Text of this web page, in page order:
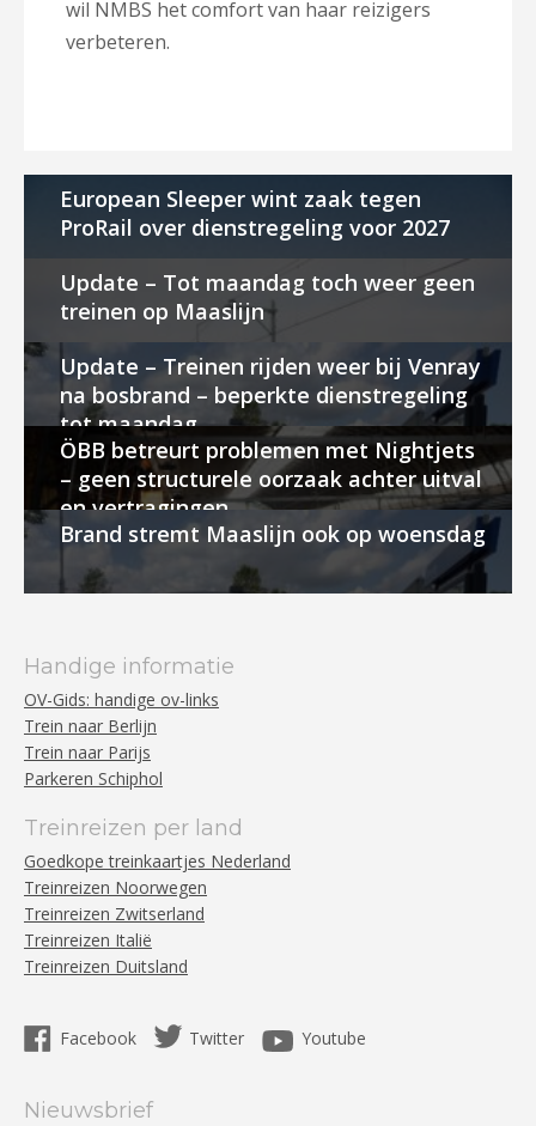
wil NMBS het comfort van haar reizigers
verbeteren.
European Sleeper wint zaak tegen
ProRail over dienstregeling voor 2027
Update – Tot maandag toch weer geen
treinen op Maaslijn
Update – Treinen rijden weer bij Venray
na bosbrand – beperkte dienstregeling
tot maandag
ÖBB betreurt problemen met Nightjets
– geen structurele oorzaak achter uitval
en vertragingen
Brand stremt Maaslijn ook op woensdag
Handige informatie
OV-Gids: handige ov-links
Trein naar Berlijn
Trein naar Parijs
Parkeren Schiphol
Treinreizen per land
Goedkope treinkaartjes Nederland
Treinreizen Noorwegen
Treinreizen Zwitserland
Treinreizen Italië
Treinreizen Duitsland
Facebook Twitter Youtube
Nieuwsbrief